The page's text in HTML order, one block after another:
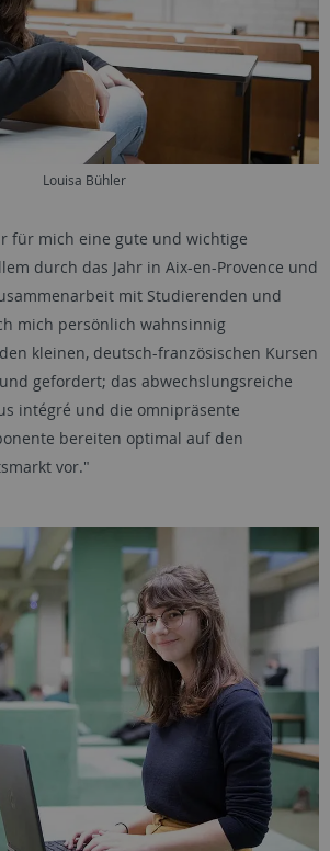
Louisa Bühler
für mich eine gute und wichtige
durch das Jahr in Aix-en-Provence und
mit Studierenden und
mich persönlich wahnsinnig
kleinen, deutsch-französischen Kursen
gefordert; das abwechslungsreiche
intégré und die omnipräsente
bereiten optimal auf den
vor."